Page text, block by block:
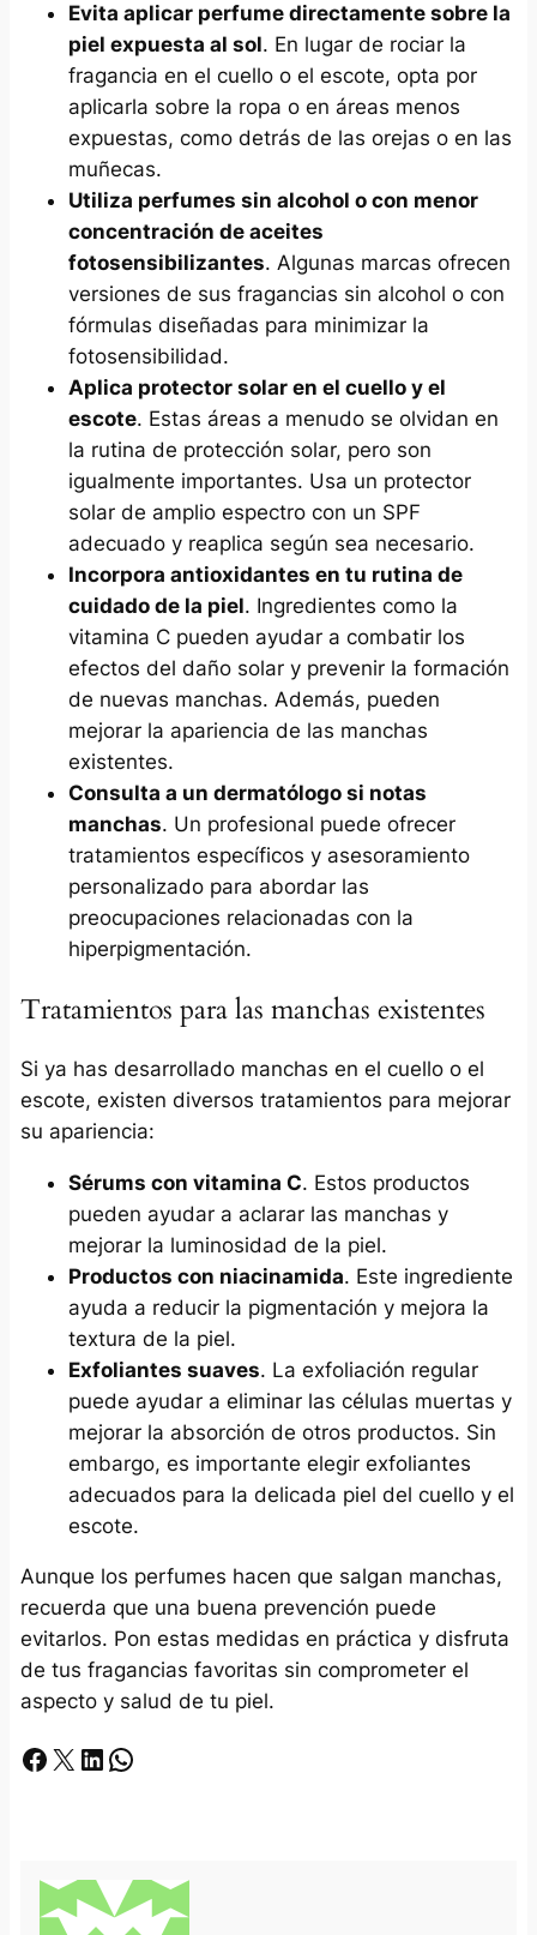
Evita aplicar perfume directamente sobre la
piel expuesta al sol. En lugar de rociar la
fragancia en el cuello o el escote, opta por
aplicarla sobre la ropa o en áreas menos
expuestas, como detrás de las orejas o en las
muñecas.
Utiliza perfumes sin alcohol o con menor
concentración de aceites
fotosensibilizantes. Algunas marcas ofrecen
versiones de sus fragancias sin alcohol o con
fórmulas diseñadas para minimizar la
fotosensibilidad.
Aplica protector solar en el cuello y el
escote. Estas áreas a menudo se olvidan en
la rutina de protección solar, pero son
igualmente importantes. Usa un protector
solar de amplio espectro con un SPF
adecuado y reaplica según sea necesario.
Incorpora antioxidantes en tu rutina de
cuidado de la piel. Ingredientes como la
vitamina C pueden ayudar a combatir los
efectos del daño solar y prevenir la formación
de nuevas manchas. Además, pueden
mejorar la apariencia de las manchas
existentes.
Consulta a un dermatólogo si notas
manchas. Un profesional puede ofrecer
tratamientos específicos y asesoramiento
personalizado para abordar las
preocupaciones relacionadas con la
hiperpigmentación.
Tratamientos para las manchas existentes
Si ya has desarrollado manchas en el cuello o el
escote, existen diversos tratamientos para mejorar
su apariencia:
Sérums con vitamina C. Estos productos
pueden ayudar a aclarar las manchas y
mejorar la luminosidad de la piel.
Productos con niacinamida. Este ingrediente
ayuda a reducir la pigmentación y mejora la
textura de la piel.
Exfoliantes suaves. La exfoliación regular
puede ayudar a eliminar las células muertas y
mejorar la absorción de otros productos. Sin
embargo, es importante elegir exfoliantes
adecuados para la delicada piel del cuello y el
escote.
Aunque los perfumes hacen que salgan manchas,
recuerda que una buena prevención puede
evitarlos. Pon estas medidas en práctica y disfruta
de tus fragancias favoritas sin comprometer el
aspecto y salud de tu piel.
Facebook X LinkedIn Whatsapp